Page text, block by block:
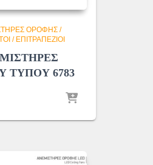
ΟΡΟΦΗΣ /
/ ΕΠΙΤΡΑΠΕΖΙΟΙ
ΤΥΠΟΥ 6783